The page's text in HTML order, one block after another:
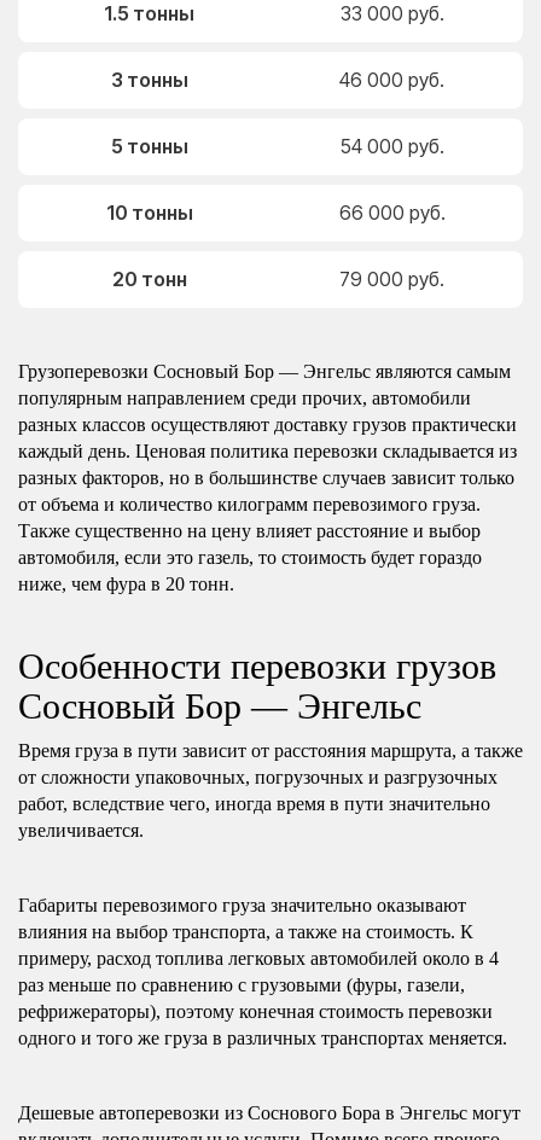
1.5 тонны 33 000 руб.
3 тонны 46 000 руб.
5 тонны 54 000 руб.
10 тонны 66 000 руб.
20 тонн 79 000 руб.
Грузоперевозки Сосновый Бор — Энгельс являются самым
популярным направлением среди прочих, автомобили
разных классов осуществляют доставку грузов практически
каждый день. Ценовая политика перевозки складывается из
разных факторов, но в большинстве случаев зависит только
от объема и количество килограмм перевозимого груза.
Также существенно на цену влияет расстояние и выбор
автомобиля, если это газель, то стоимость будет гораздо
ниже, чем фура в 20 тонн.
Особенности перевозки грузов
Сосновый Бор — Энгельс
Время груза в пути зависит от расстояния маршрута, а также
от сложности упаковочных, погрузочных и разгрузочных
работ, вследствие чего, иногда время в пути значительно
увеличивается.
Габариты перевозимого груза значительно оказывают
влияния на выбор транспорта, а также на стоимость. К
примеру, расход топлива легковых автомобилей около в 4
раз меньше по сравнению с грузовыми (фуры, газели,
рефрижераторы), поэтому конечная стоимость перевозки
одного и того же груза в различных транспортах меняется.
Дешевые автоперевозки из Соснового Бора в Энгельс могут